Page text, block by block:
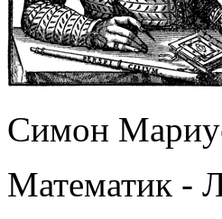
Симон
Математик -